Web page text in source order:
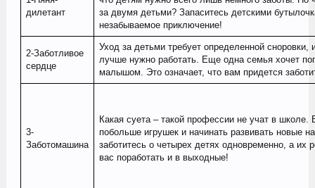
дилетант
за двумя детьми? Запаситесь детскими
незабываемое приключение!
2-Заботливое
сердце
Уход за детьми требует определенной
лучше нужно работать. Еще одна семья хочет
малышом. Это означает, что вам придется
3-
Заботомашина
Какая суета – такой профессии не учат в школе.
побольше игрушек и начинать развивать новые
заботитесь о четырех детях одновременно, а их
вас поработать и в выходные!